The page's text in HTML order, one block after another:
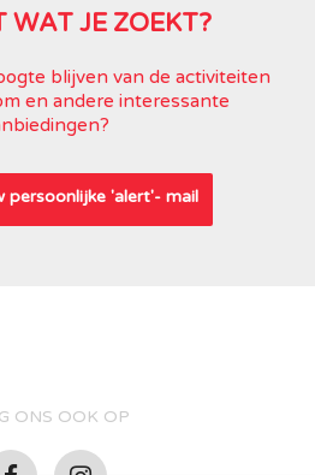
WAT JE ZOEKT?
blijven van de activiteiten
en andere interessante
persoonlijke 'alert'- mail
ONS OOK OP